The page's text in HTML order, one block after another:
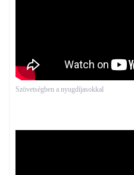
Szövetségben a nyugdíjasokkal